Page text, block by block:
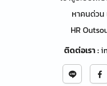
หาคนด่วน
HR
ติดต่อเรา: